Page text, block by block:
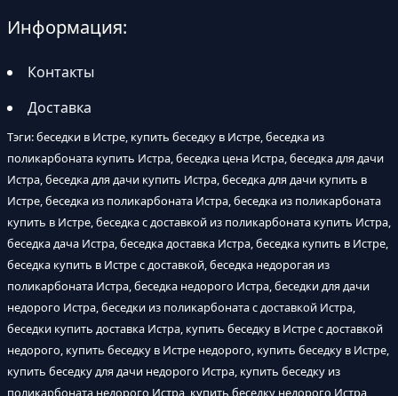
Информация:
Контакты
Доставка
Тэги: беседки в Истре, купить беседку в Истре, беседка из
поликарбоната купить Истра, беседка цена Истра, беседка для дачи
Истра, беседка для дачи купить Истра, беседка для дачи купить в
Истре, беседка из поликарбоната Истра, беседка из поликарбоната
купить в Истре, беседка с доставкой из поликарбоната купить Истра,
беседка дача Истра, беседка доставка Истра, беседка купить в Истре,
беседка купить в Истре с доставкой, беседка недорогая из
поликарбоната Истра, беседка недорого Истра, беседки для дачи
недорого Истра, беседки из поликарбоната с доставкой Истра,
беседки купить доставка Истра, купить беседку в Истре с доставкой
недорого, купить беседку в Истре недорого, купить беседку в Истре,
купить беседку для дачи недорого Истра, купить беседку из
поликарбоната недорого Истра, купить беседку недорого Истра,